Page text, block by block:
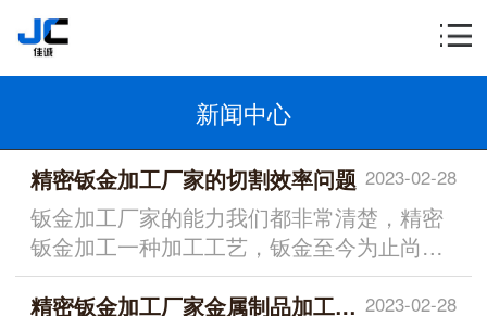
新闻中心
2023-02-28
精密钣金加工厂家的切割效率问题
钣金加工厂家的能力我们都非常清楚，精密
钣金加工一种加工工艺，钣金至今为止尚未
有一...
2023-02-28
精密钣金加工厂家金属制品加工技术有哪些